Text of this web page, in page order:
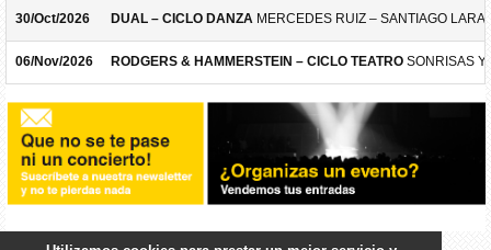
30/Oct/2026 DUAL – CICLO DANZA MERCEDES RUIZ – SANTIAGO LARA
06/Nov/2026 RODGERS & HAMMERSTEIN – CICLO TEATRO SONRISAS Y